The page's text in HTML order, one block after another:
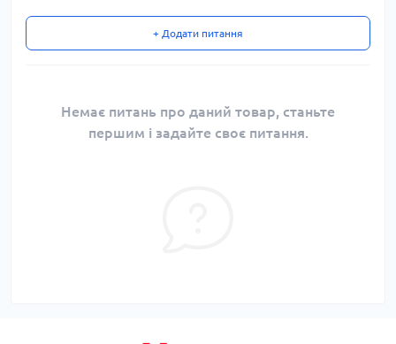
+ Додати питання
Немає питань про даний товар, станьте
першим і задайте своє питання.